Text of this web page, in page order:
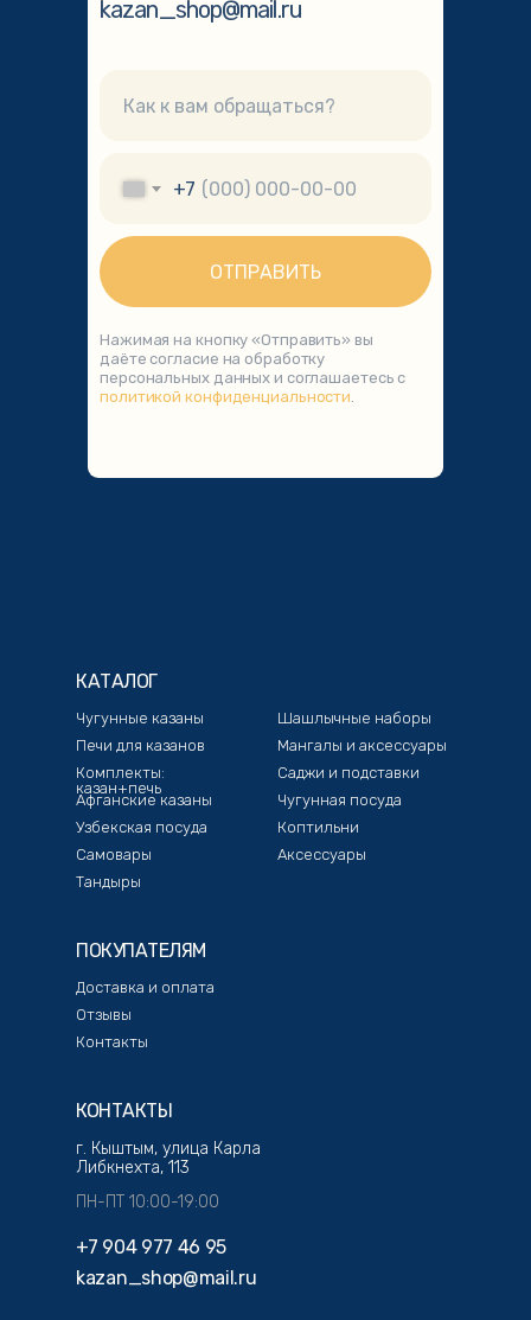
+7
ОТПРАВИТЬ
Нажимая на кнопку «Отправить» вы
даёте согласие на обработку
персональных данных и соглашаетесь с
политикой конфиденциальности.
kazan_shop@mail.ru
КАТАЛОГ
ПОКУПАТЕЛЯМ
ПН-ПТ 10:00-19:00
Чугунные казаны
Печи для казанов
Комплекты:
казан+печь
Афганские казаны
Узбекская посуда
Шашлычные наборы
Мангалы и аксессуары
Доставка и оплата
Отзывы
Контакты
Саджи и подставки
Аксессуары
Самовары
Коптильни
Чугунная посуда
Тандыры
КОНТАКТЫ
г. Кыштым, улица Карла
Либкнехта, 113
+7 904 977 46 95
kazan_shop@mail.ru